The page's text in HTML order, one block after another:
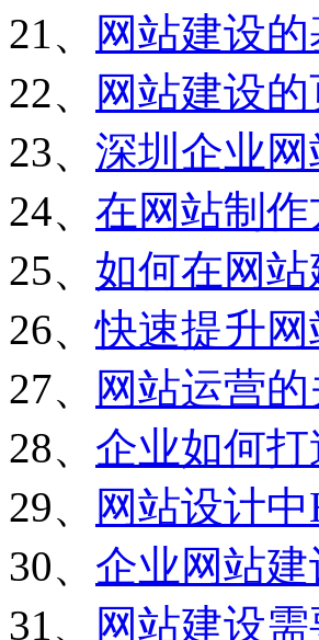
21、
网站建设
22、
网站建设
23、 深圳企业
24、 在网站制
25、 如何在网
26、快速提升
27、
网站运营
28、 企业如何
29、
网站设计
30、 企业网站
31、
网站建设